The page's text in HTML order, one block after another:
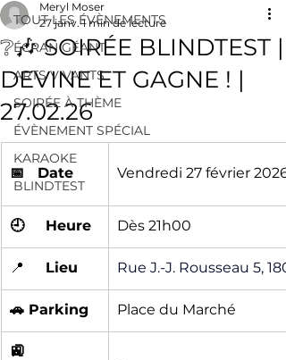
TOUT LES ÉVÈNEMENTS
ÉCRAN GÉANT
ARTS VIVANTS
SOIRÉE À THÈME
ÉVÈNEMENT SPÉCIAL
KARAOKE
BLINDTEST
❔🎶 SOIRÉE BLINDTEST |
DEVINE ET GAGNE ! |
27.02.26
Meryl Moser
27 janv. 1 min de lecture
📅   Date Vendredi 27 février 2026
🕘	Heure Dès 21h00
Lieu Rue J.-J. Rousseau 5,
🚗 Parking Place du Marché
🚉